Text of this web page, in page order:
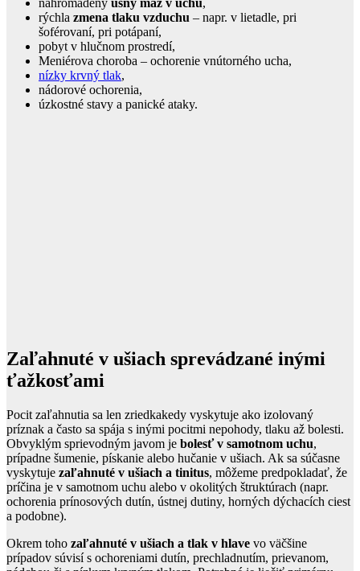
nahromadený ušný maz v uchu,
rýchla zmena tlaku vzduchu – napr. v lietadle, pri
šoférovaní, pri potápaní,
pobyt v hlučnom prostredí,
Meniérova choroba – ochorenie vnútorného ucha,
nízky krvný tlak,
nádorové ochorenia,
úzkostné stavy a panické ataky.
Zaľahnuté v ušiach sprevádzané inými
ťažkosťami
Pocit zaľahnutia sa len zriedkakedy vyskytuje ako izolovaný
príznak a často sa spája s inými pocitmi nepohody, tlaku až bolesti.
Obvyklým sprievodným javom je bolesť v samotnom uchu,
prípadne šumenie, pískanie alebo hučanie v ušiach. Ak sa súčasne
vyskytuje zaľahnuté v ušiach a tinitus, môžeme predpokladať, že
príčina je v samotnom uchu alebo v okolitých štruktúrach (napr.
ochorenia prínosových dutín, ústnej dutiny, horných dýchacích ciest
a podobne).
Okrem toho zaľahnuté v ušiach a tlak v hlave vo väčšine
prípadov súvisí s ochoreniami dutín, prechladnutím, prievanom,